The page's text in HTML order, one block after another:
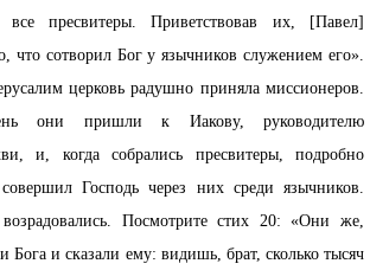
пресвитеры. Приветствовав их, [Павел]
что сотворил Бог у язычников служением его».
церковь радушно приняла миссионеров.
они пришли к Иакову, руководителю
и, когда собрались пресвитеры, подробно
Господь через них среди язычников.
Посмотрите стих 20: «Они же,
Бога и сказали ему: видишь, брат, сколько тысяч